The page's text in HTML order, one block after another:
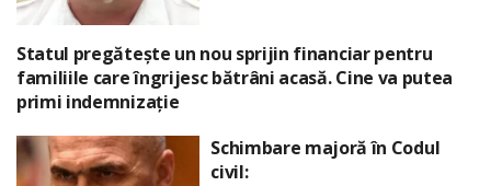
Statul pregătește un nou sprijin financiar pentru
familiile care îngrijesc bătrâni acasă. Cine va putea
primi indemnizație
Schimbare majoră în Codul
civil: